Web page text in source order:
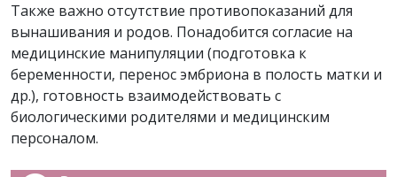
Также важно отсутствие противопоказаний для
вынашивания и родов. Понадобится согласие на
медицинские манипуляции (подготовка к
беременности, перенос эмбриона в полость матки и
др.), готовность взаимодействовать с
биологическими родителями и медицинским
персоналом.